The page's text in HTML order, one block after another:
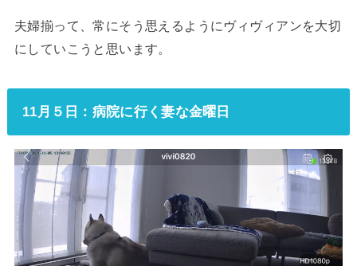
夫婦揃って、常にそう思えるようにヴィヴィアンを大切
にしていこうと思います。
11月５日：病院に行く妻な金曜日